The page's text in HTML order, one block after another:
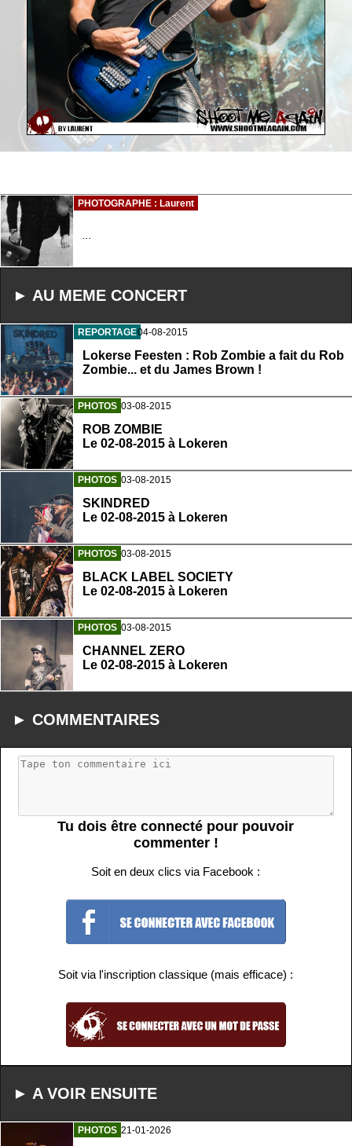
PHOTOGRAPHE : Laurent
...
► AU MEME CONCERT
REPORTAGE04-08-2015
Lokerse Feesten : Rob Zombie a fait du Rob
Zombie... et du James Brown !
PHOTOS 03-08-2015
ROB ZOMBIE
Le 02-08-2015 à Lokeren
PHOTOS 03-08-2015
SKINDRED
Le 02-08-2015 à Lokeren
PHOTOS 03-08-2015
BLACK LABEL SOCIETY
Le 02-08-2015 à Lokeren
PHOTOS 03-08-2015
CHANNEL ZERO
Le 02-08-2015 à Lokeren
► COMMENTAIRES
Tu dois être connecté pour pouvoir
commenter !
Soit en deux clics via Facebook :
Soit via l'inscription classique (mais efficace) :
► A VOIR ENSUITE
PHOTOS 21-01-2026